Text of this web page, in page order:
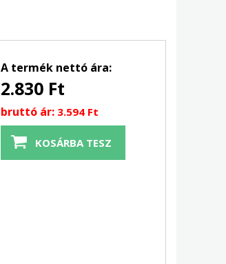
A termék nettó ára:
2.830 Ft
bruttó ár: 3.594 Ft